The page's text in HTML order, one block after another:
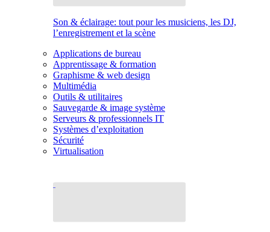
Son & éclairage: tout pour les musiciens, les DJ,
l’enregistrement et la scène
Applications de bureau
Apprentissage & formation
Graphisme & web design
Multimédia
Outils & utilitaires
Sauvegarde & image système
Serveurs & professionnels IT
Systèmes d’exploitation
Sécurité
Virtualisation